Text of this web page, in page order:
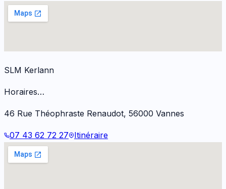
SLM Kerlann
Horaires…
46 Rue Théophraste Renaudot, 56000 Vannes
07 43 62 72 27 Itinéraire